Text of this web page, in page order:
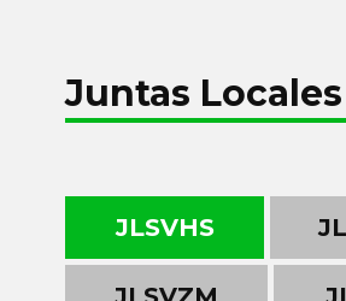
Juntas Locales
JLSVHS